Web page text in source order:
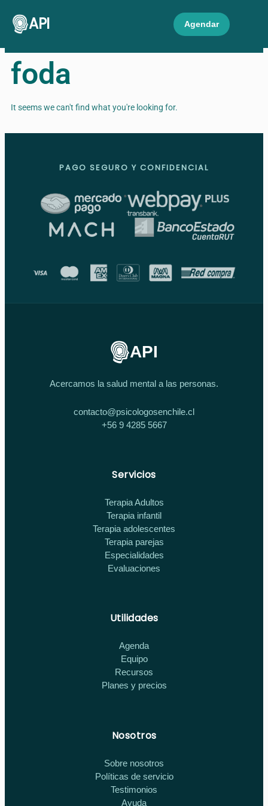
API Agendar
foda
It seems we can't find what you're looking for.
PAGO SEGURO Y CONFIDENCIAL
API
Acercamos la salud mental a las personas.
contacto@psicologosenchile.cl
+56 9 4285 5667
Servicios
Terapia Adultos
Terapia infantil
Terapia adolescentes
Terapia parejas
Especialidades
Evaluaciones
Utilidades
Agenda
Equipo
Recursos
Planes y precios
Nosotros
Sobre nosotros
Políticas de servicio
Testimonios
Ayuda